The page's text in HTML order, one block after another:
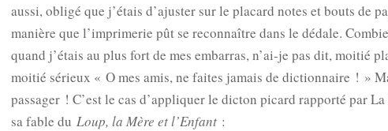
aus­si, obli­gé que j’étais d’ajuster sur le pla­card notes et bouts de
manière que l’imprimerie pût se recon­naître dans le dédale.
quand j’étais au plus fort de mes embar­ras, n’ai-je pas dit, moi­tié
moi­tié sérieux « O mes amis, ne faites jamais de dic­tion­naire ! »
pas­sa­ger ! C’est le cas d’appliquer le dic­ton picard rap­por­té par
sa fable du Loup, la Mère et l’Enfant: